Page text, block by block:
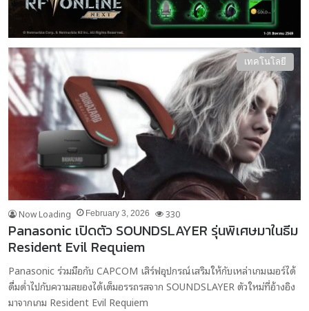
เทคโนโลยี
Now Loading February 3, 2026 330
Panasonic เปิดตัว SOUNDSLAYER รุ่นพิเศษมาในธีม
Resident Evil Requiem
Panasonic ร่วมมือกับ CAPCOM เสิร์ฟอุปกรณ์เสริมให้กับเหล่าเกมเมอร์ได้
ดื่มด่ำไปกับความสยองได้เต็มอรรถรสจาก SOUNDSLAYER ตัวใหม่ที่อ้างอิง
มาจากเกม Resident Evil Requiem